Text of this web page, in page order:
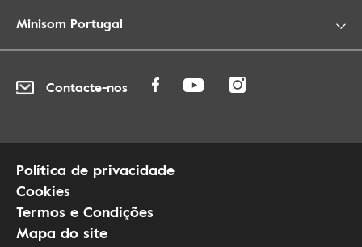
Minisom Portugal
Contacte-nos
Política de privacidade
Cookies
Termos e Condições
Mapa do site